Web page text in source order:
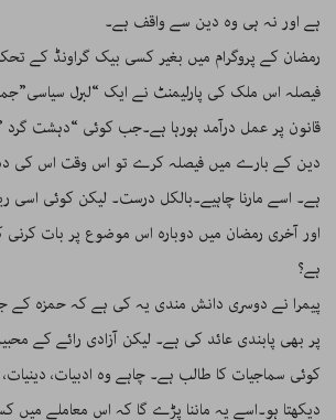
ہے اور نہ ہی وہ دین سے واقف ہے۔
رمضان کے پروگرام میں بغیر کسی بیک گراونڈ کے
فیصلہ اس ملک کی پارلیمنٹ نے ایک “لبرل
قانون پر عمل درآمد ہورہا ہے۔جب کوئی “دہشت
دین کے بارے میں فیصلہ کرے تو اس وقت اس کی
ہے۔ اسے مارنا چاہیے۔بالکل درست۔ لیکن کوئی اسی
اور آخری رمضان میں دوبارہ اس موضوع پر بات کرنی
ہے؟
پیمرا نے دوسری دانش مندی یہ کی ہے کہ حمزہ کے
پر بھی پابندی عائد کی ہے۔ لیکن آزادی رائے کے
کوئی سماجیات کا طالب ہے۔ چاہے وہ ادبیات،
دیکھتا ہو۔اسے یہ ماننا پڑے گا کہ اس معاملے